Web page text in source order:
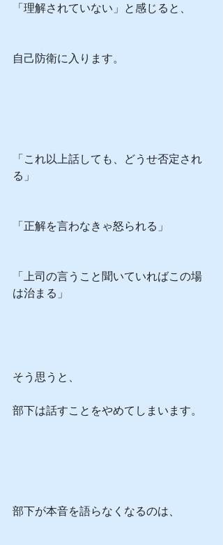
「理解されていない」と感じると、
自己防衛に入ります。
「これ以上話しても、どうせ否定され
る」
「正解を言わなきゃ怒られる」
「上司の言うこと聞いていればこの場
は治まる」
そう思うと、
部下は話すことをやめてしまいます。
部下が本音を語らなくなるのは、